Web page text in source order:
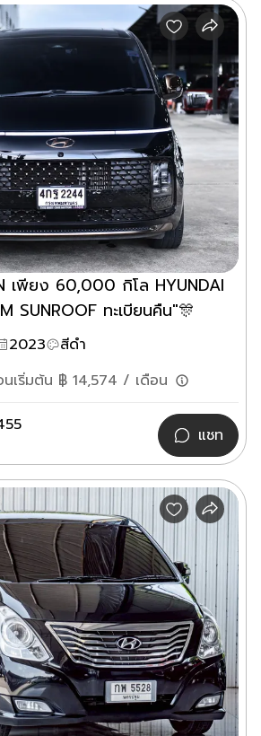
เพียง 60,000 กิโล HYUNDAI
SUNROOF ทะเบียนคืน"🎊
2023 สีดำ
นเริ่มต้น ฿ 14,574 / เดือน
แชท